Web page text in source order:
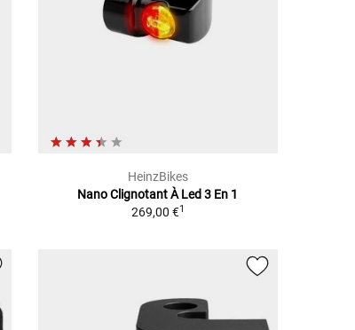
HeinzBikes
Nano Clignotant À Led 3 En 1
269,00 €1